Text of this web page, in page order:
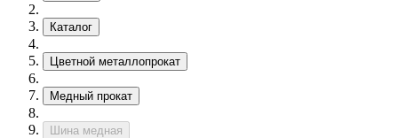
Каталог
Цветной металлопрокат
Медный прокат
Шина медная